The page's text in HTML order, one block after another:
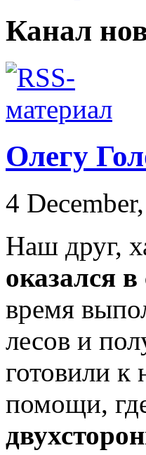
Канал
Олегу
4
Наш друг,
оказался
время
лесов и
готовили к
помощи,